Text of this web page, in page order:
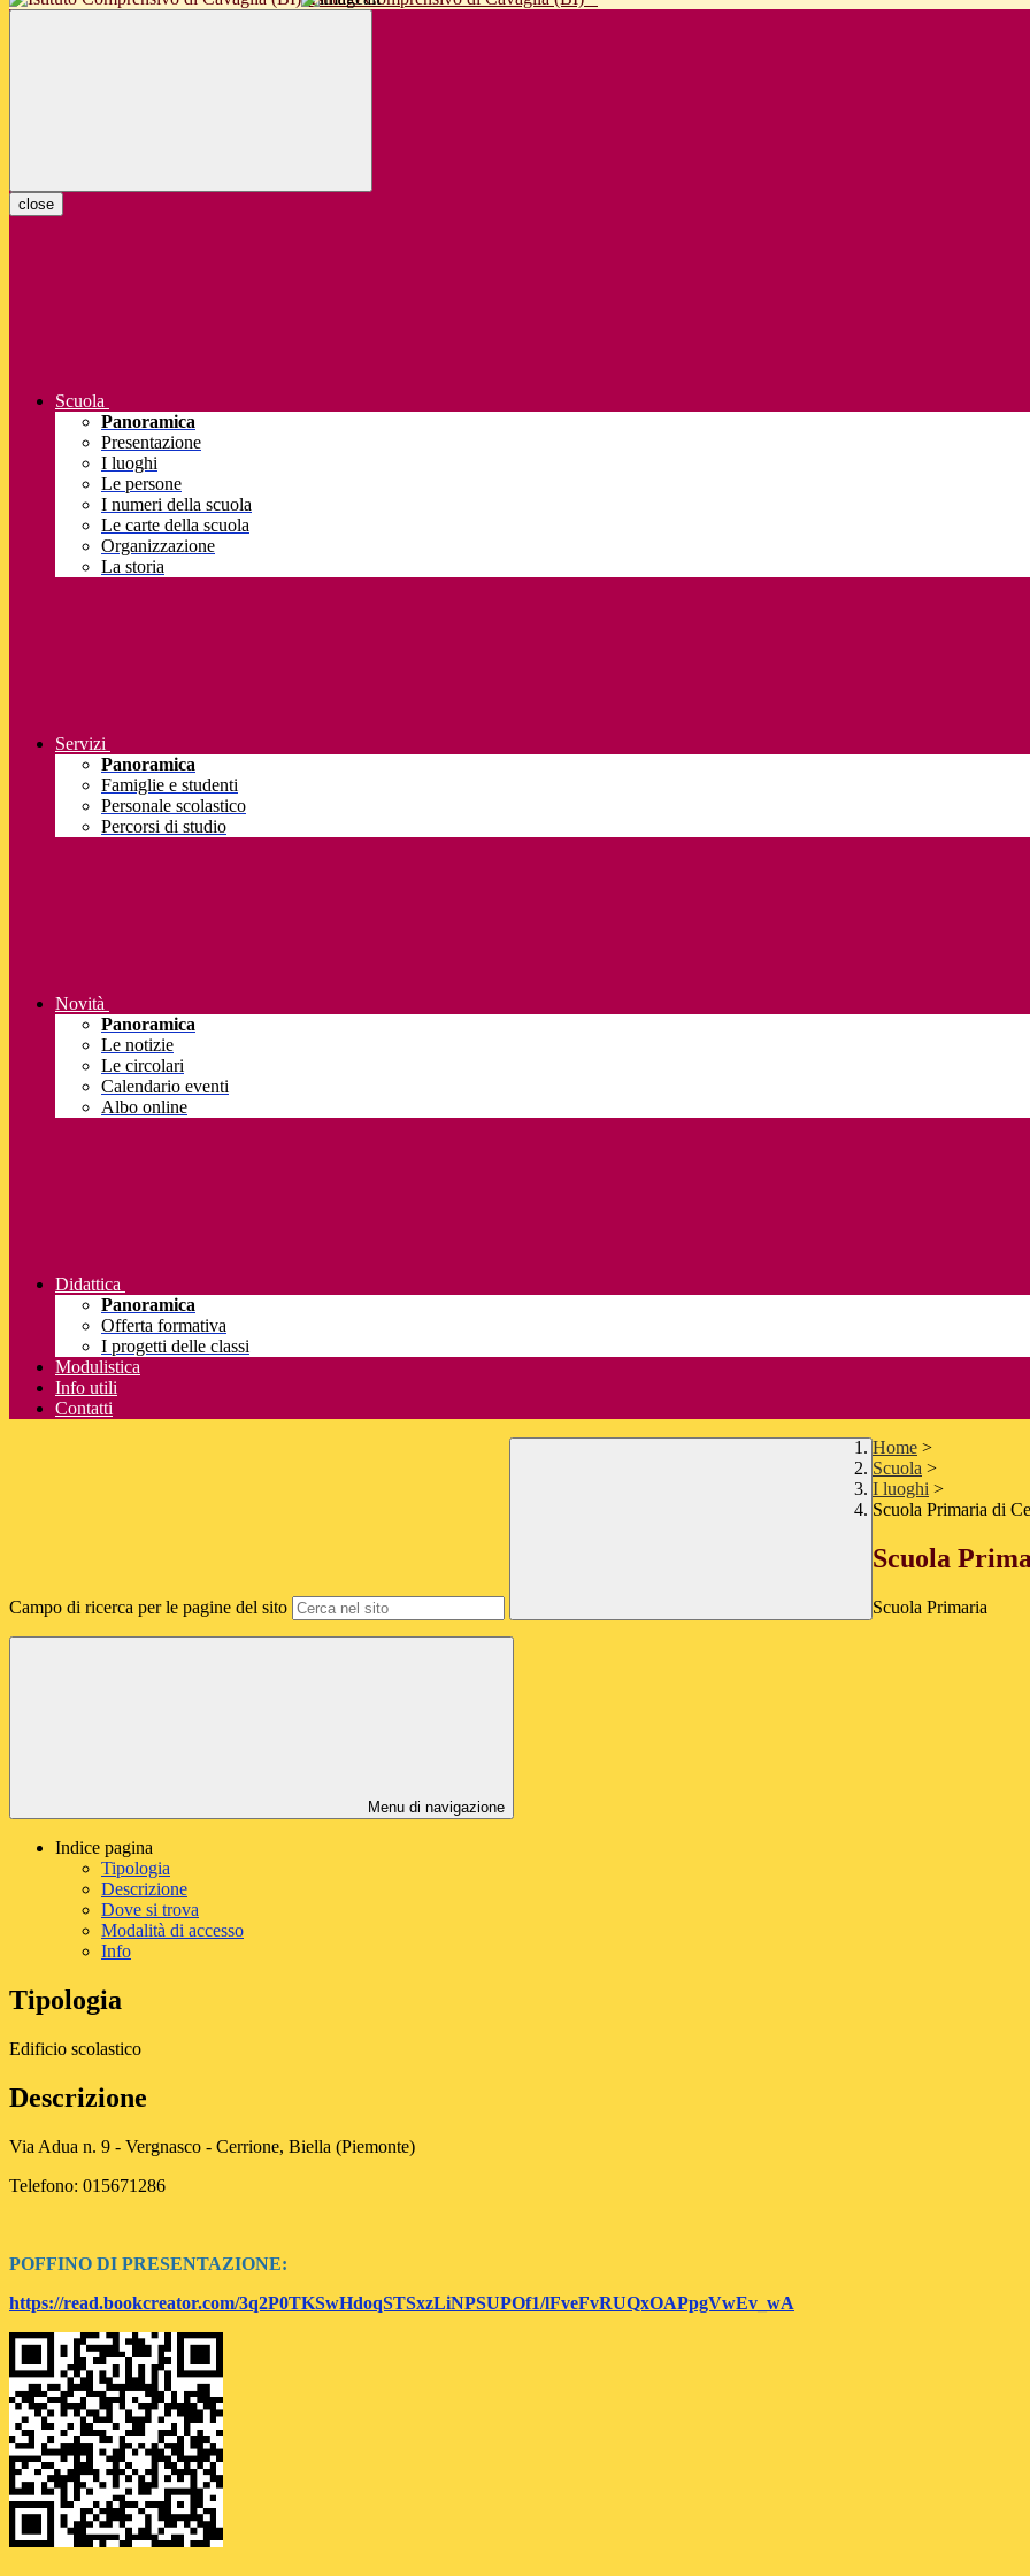
close
Scuola
Panoramica
Presentazione
I luoghi
Le persone
I numeri della scuola
Le carte della scuola
Organizzazione
La storia
Servizi
Panoramica
Famiglie e studenti
Personale scolastico
Percorsi di studio
Novità
Panoramica
Le notizie
Le circolari
Calendario eventi
Albo online
Didattica
Panoramica
Offerta formativa
I progetti delle classi
Modulistica
Info utili
Contatti
Campo di ricerca per le pagine del sito
Home >
Scuola >
I luoghi >
Scuola Primaria di
Scuola
Scuola Primaria
Menu di navigazione
Indice pagina
Tipologia
Descrizione
Dove si trova
Modalità di accesso
Info
Tipologia
Edificio scolastico
Descrizione
Via Adua n. 9 - Vergnasco - Cerrione, Biella (Piemonte)
Telefono: 015671286
POFFINO DI PRESENTAZIONE:
https://read.bookcreator.com/3q2P0TKSwHdoqSTSxzLiNPSUPOf1/lFveFvRUQxOAPpgVwEv_wA